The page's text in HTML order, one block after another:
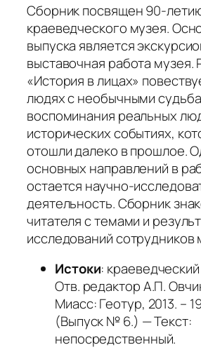
Сборник посвящен 90-
краеведческого музея.
выпуска является
выставочная работа музея.
«История в лицах»
людях с необычными
воспоминания реальных
исторических событиях,
отошли далеко в прошлое.
основных направлений в
остается научно-
деятельность. Сборник
читателя с темами и
исследований сотрудников
Истоки:
Отв. редактор А.П.
Миасс: Геотур, 2013. –
(Выпуск № 6.) — Текст:
непосредственный.